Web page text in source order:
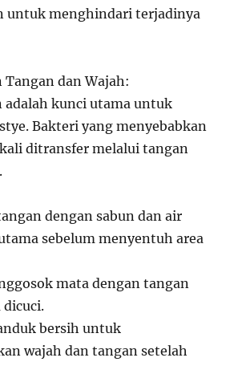
untuk menghindari terjadinya
Tangan dan Wajah:
adalah kunci utama untuk
Bakteri yang menyebabkan
ditransfer melalui tangan
dengan sabun dan air
sebelum menyentuh area
mata dengan tangan
dicuci.
bersih untuk
wajah dan tangan setelah